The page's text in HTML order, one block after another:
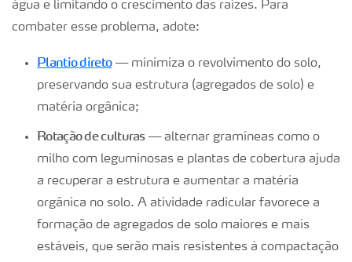
água e limitando o crescimento das raízes. Para
combater esse problema, adote:
Plantio direto—minimiza o revolvimento do solo,
preservando sua estrutura (agregados de solo) e
matéria orgânica;
Rotação de culturas —alternar gramíneas como o
milho com leguminosas e plantas de cobertura ajuda
a recuperar a estrutura e aumentar a matéria
orgânica no solo. A atividade radicular favorece a
formação de agregados de solo maiores e mais
estáveis, que serão mais resistentes à compactação